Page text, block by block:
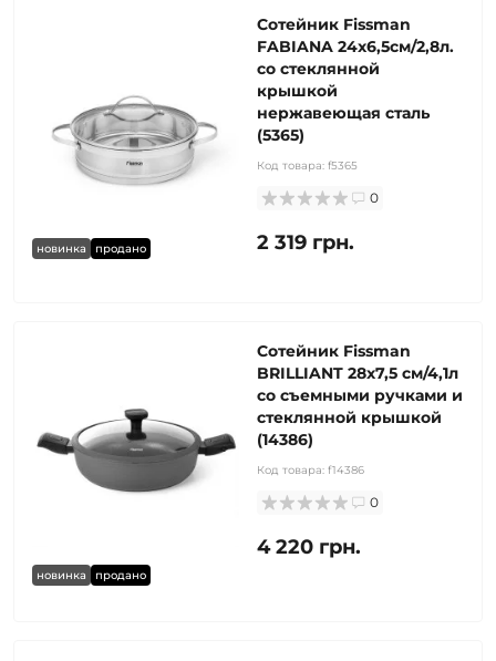
новинка продано
Сотейник Fissman
FABIANA 24x6,5см/2,8л.
со стеклянной
крышкой
нержавеющая сталь
(5365)
Код товара: f5365
0
2 319 грн.
новинка продано
Сотейник Fissman
BRILLIANT 28x7,5 см/4,1л
со съемными ручками и
стеклянной крышкой
(14386)
Код товара: f14386
0
4 220 грн.